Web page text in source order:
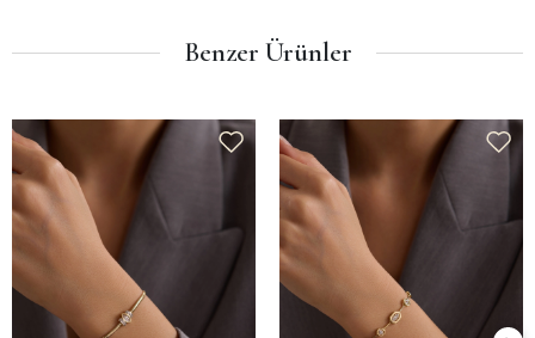
Benzer Ürünler